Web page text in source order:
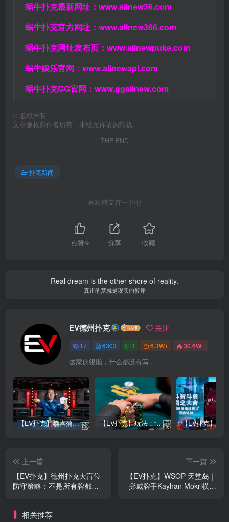
蜗牛扑克最新网址： www.allnew36.com
蜗牛扑克官方网址： www.allnew366.com
蜗牛扑克网址发布页： www.allnewpuke.com
蜗牛娱乐官网： www.allnewapl.com
蜗牛扑克GG官网： www.ggallnew.com
© 版权声明
文章版权归作者所有，未经允许请勿转载。
THE END
扑克新闻
喜欢就支持一下吧
点赞9 分享 收藏
Real dream is the other shore of reality.
真正的梦就是现实的彼岸
EV德州扑克 关注
17 6303 1 6.3W+ 30.6W+
这家伙很懒，什么都没有写...
【EV扑克】恭喜蒲蔚然赛事#65夺冠，收获国人2023WSOP第六条金手链，奖金93万刀！ 【EV扑克】玩法：“松弱鱼/松凶鱼打法”的基本攻略
上一篇
【EV扑克】德州扑克大盲位
防守策略：不是所有牌都要
下一篇
【EV扑克】WSOP 天堂岛｜
挪威牌手Kayhan Mokri横扫
相关推荐